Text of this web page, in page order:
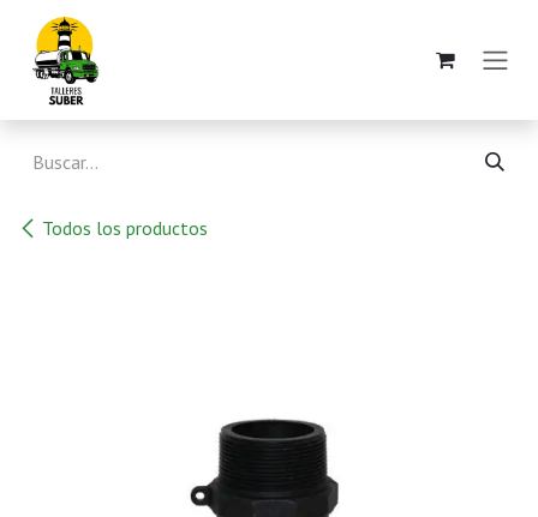
Ir al contenido
Todos los productos